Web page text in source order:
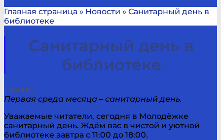
Главная страница » Новости » Санитарный день в
библиотеке
Санитарный день в
библиотеке
Печать
Первая среда месяца – санитарный день.
Уважаемые читатели, сегодня в Молодёжке
санитарный день. Ждём вас в чистой и уютной
библиотеке завтра с 11:00 до 18:00.